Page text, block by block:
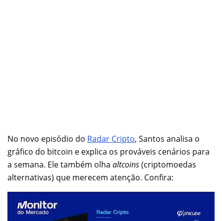
No novo episódio do Radar Cripto, Santos analisa o
gráfico do bitcoin e explica os prováveis cenários para
a semana. Ele também olha altcoins(criptomoedas
alternativas) que merecem atenção. Confira: